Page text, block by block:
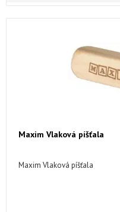
Maxim Vlaková píšťala
Maxim Vlaková píšťala